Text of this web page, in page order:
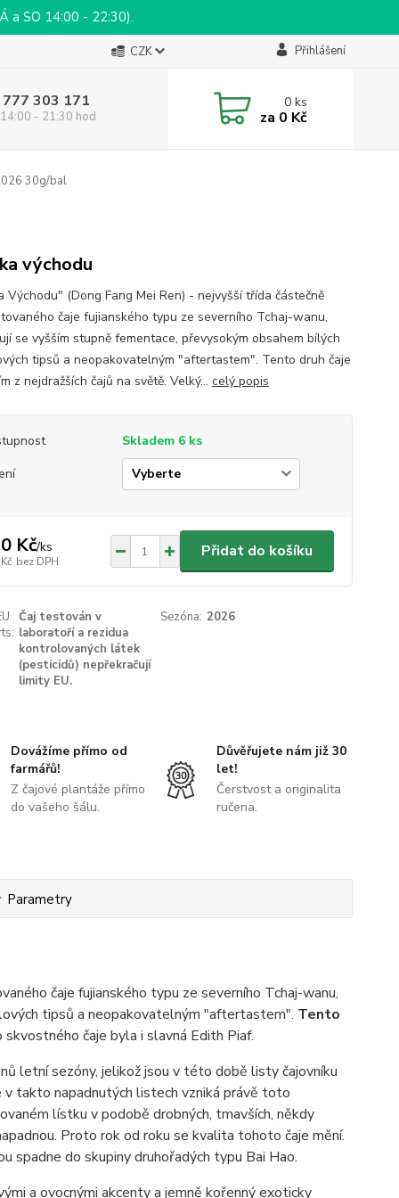
a SO 14:00 - 22:30).
CZK Přihlášení
303 171
- 21:30 hod
0ks
za 0 Kč
30g/bal
východu
Východu" (Dong Fang Mei Ren) - nejvyšší třída částečně
čaje fujianského typu ze severního Tchaj-wanu,
se vyšším stupně fementace, převysokým obsahem bílých
tipsů a neopakovatelným "aftertastem". Tento druh čaje
z nejdražších čajů na světě. Velký... celý popis
Skladem 6 ks
Kč/ks
bez DPH
Přidat do košíku
Čaj testován v
laboratoří a rezidua
kontrolovaných látek
(pesticidů) nepřekračují
limity EU.
Sezóna: 2026
Dovážíme přímo od
farmářů!
Z čajové plantáže přímo
do vašeho šálu.
Důvěřujete nám již 30
let!
Čerstvost a originalita
ručena.
Parametry
čaje fujianského typu ze severního Tchaj-wanu,
tipsů a neopakovatelným "aftertastem". Tento
čaje byla i slavná Edith Piaf.
letní sezóny, jelikož jsou v této době listy čajovníku
v takto napadnutých listech vzniká právě toto
lístku v podobě drobných, tmavších, někdy
Proto rok od roku se kvalita tohoto čaje mění.
spadne do skupiny druhořadých typu Bai Hao.
a ovocnými akcenty a jemně kořenný exoticky